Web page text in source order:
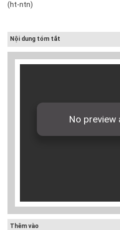
(ht-ntn)
Nội dung tóm tắt
Thêm vào